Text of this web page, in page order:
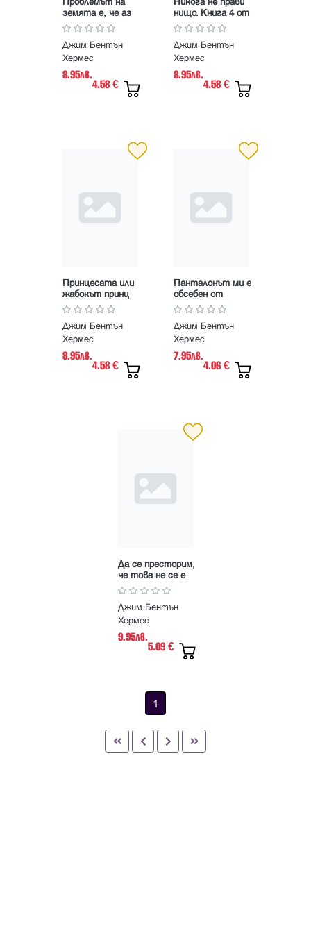
Проблемът на
земята е, че аз
съм оттук.
Книга 6 от Скъпо
тъпо дневниче
Джим Бентън
Хермес
8.95лв.
4.58€
Никога не прави
нищо. Книга 4 от
Скъпо тъпо
дневниче
Джим Бентън
Хермес
8.95лв.
4.58€
Принцесата или
жабокът принц
съм аз? Книга 3
от Скъпо тъпо
дневниче
Джим Бентън
Хермес
8.95лв.
4.58€
Панталонът ми е
обсебен от
духове. Книга 2
от Скъпо тъпо
дневниче
Джим Бентън
Хермес
7.95лв.
4.06 €
Да се престорим,
че това не се е
случвало. Книга 1
от Скъпо тъпо
дневниче
Джим Бентън
Хермес
9.95лв.
5.09 €
1